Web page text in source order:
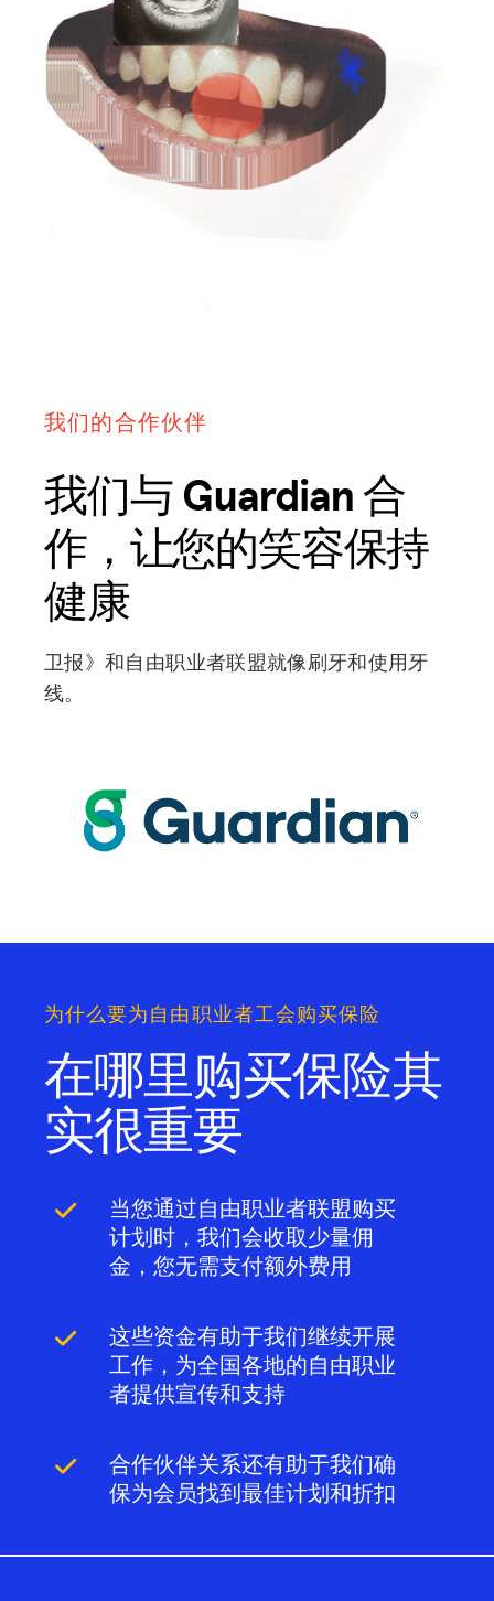
我们的合作伙伴
我们与 Guardian 合
作，让您的笑容保持
健康
卫报》和自由职业者联盟就像刷牙和使用牙
线。
为什么要为自由职业者工会购买保险
在哪里购买保险其
实很重要
当您通过自由职业者联盟购买
计划时，我们会收取少量佣
金，您无需支付额外费用
这些资金有助于我们继续开展
工作，为全国各地的自由职业
者提供宣传和支持
合作伙伴关系还有助于我们确
保为会员找到最佳计划和折扣